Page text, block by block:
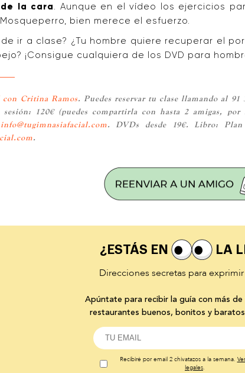
la cara. Aunque en el vídeo los ejercicios
bien merece el esfuerzo.
ir a clase? ¿Tu hombre quiere recuperar el
¡Consigue cualquiera de los DVD para
con Critina Ramos. Puedes reservar tu clase llamando al
sesión: 120€ (puedes compartirla con hasta 2 amigas,
info@tugimnasiafacial.com. DVDs desde 19€. Libro:
.
¿ESTÁS EN
LA
Direcciones secretas para
Apúntate para recibir la guía con más de
restaurantes buenos, bonitos y
Recibiré por email 2 chivatazos a la semana.
legales.